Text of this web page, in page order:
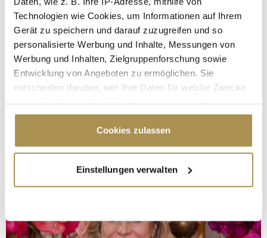
Technologien wie Cookies, um Informationen auf Ihrem
Gerät zu speichern und darauf zuzugreifen und so
personalisierte Werbung und Inhalte, Messungen von
Werbung und Inhalten, Zielgruppenforschung sowie
Entwicklung von Angeboten zu ermöglichen. Sie
entscheiden darüber, wer Ihre Daten für welche Zwecke
Cookie-Erklärung oder durch Klicken auf das Privacy
Trigger Symbol ändern oder widerrufen
Informationen über Ihre geografische Lage
erfassen, welche bis auf einige Meter genau sein
bestimmten Merkmalen (Fingerprinting) identifizieren
Cookies zulassen
Einstellungen verwalten